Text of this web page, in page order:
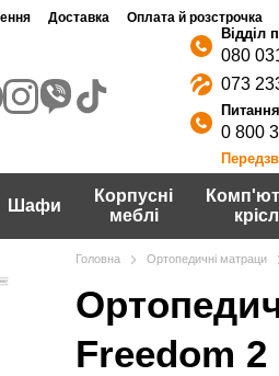
Доставка Оплата й розстрочка
080
073
0 800
Шафи
Корпусні
меблі
Головна Ортопедичні матраци
Freedom 2